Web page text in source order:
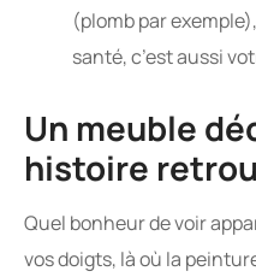
(plomb par
santé, c’est aussi
Un meuble
histoire
Quel bonheur de voir
vos doigts, là où la